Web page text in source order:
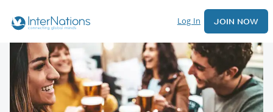
Log In JOIN NOW